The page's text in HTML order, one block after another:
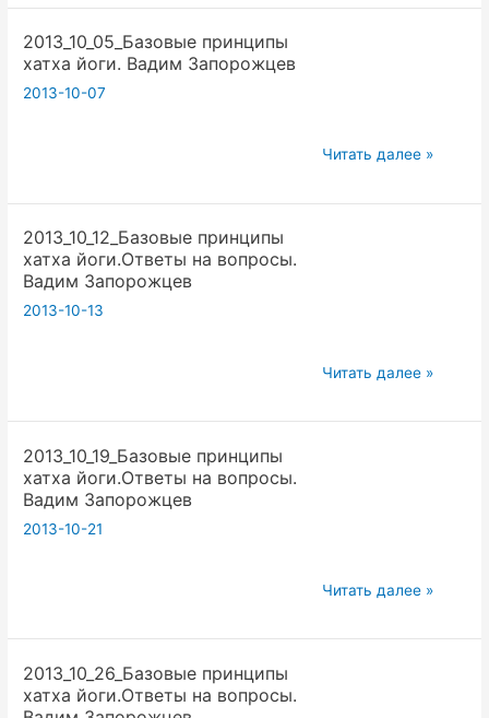
«Хатха
2013_10_05_Базовые принципы
хатха йоги. Вадим Запорожцев
2013-10-07
2013_10_05_Базовые
хатха
Читать далее »
2013_10_12_Базовые принципы
хатха йоги.Ответы на вопросы.
Вадим Запорожцев
2013-10-13
2013_10_12_Базовые
хатха
Читать далее »
2013_10_19_Базовые принципы
хатха йоги.Ответы на вопросы.
Вадим Запорожцев
2013-10-21
2013_10_19_Базовые
хатха
Читать далее »
2013_10_26_Базовые принципы
хатха йоги.Ответы на вопросы.